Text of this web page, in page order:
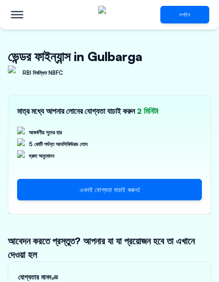
লগইন
ভেন্ডর ফাইন্যান্স in Gulbarga
RBI নিবন্ধিত NBFC
মাত্র মধ্যে আপনার লোনের যোগ্যতা যাচাই করুন 2 মিনিট!
আকর্ষণীয় সুদের হার
5 কোটি পর্যন্ত আনসিকিউরড লোন
দ্রুত অনুমোদন
এখনই যোগ্যতা যাচাই করুন!
আবেদন করতে প্রস্তুত? আপনার যা যা প্রয়োজন হবে তা এখানে
দেওয়া হল
যোগ্যতার মানদণ্ড